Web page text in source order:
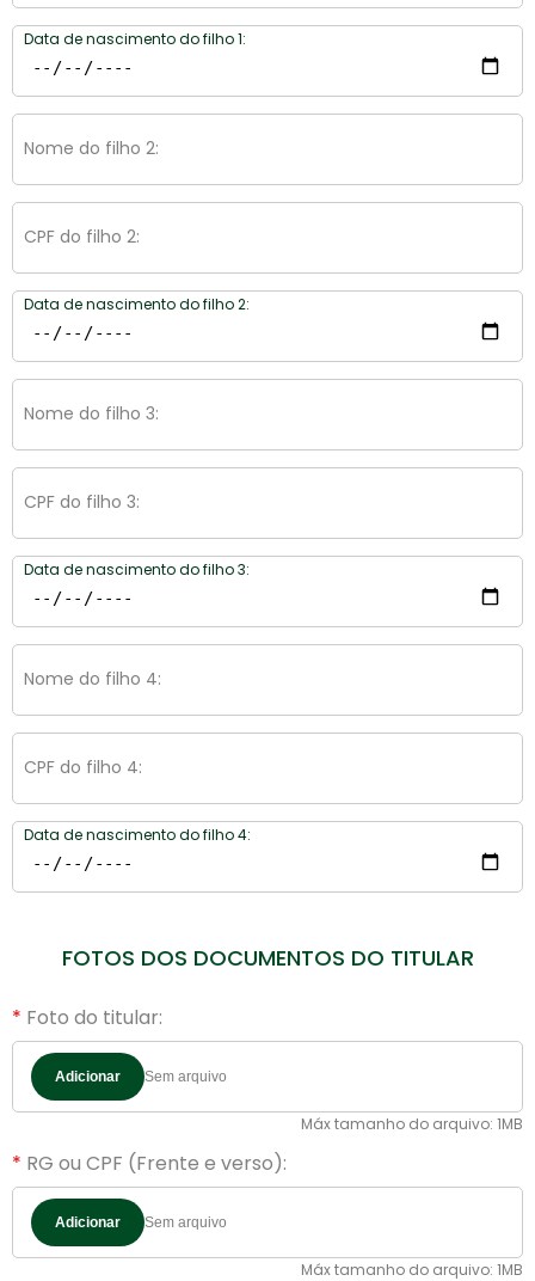
Data de nascimento do filho 1:
Nome do filho 2:
CPF do filho 2:
Data de nascimento do filho 2:
Nome do filho 3:
CPF do filho 3:
Data de nascimento do filho 3:
Nome do filho 4:
CPF do filho 4:
Data de nascimento do filho 4:
FOTOS DOS DOCUMENTOS DO TITULAR
Foto do titular:
Adicionar
Máx tamanho do arquivo: 1MB
RG ou CPF (Frente e verso):
Adicionar
Máx tamanho do arquivo: 1MB